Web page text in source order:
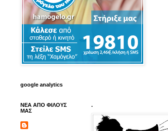
google analytics
ΝΕΑ ΑΠΟ ΦΙΛΟΥΣ
ΜΑΣ
.